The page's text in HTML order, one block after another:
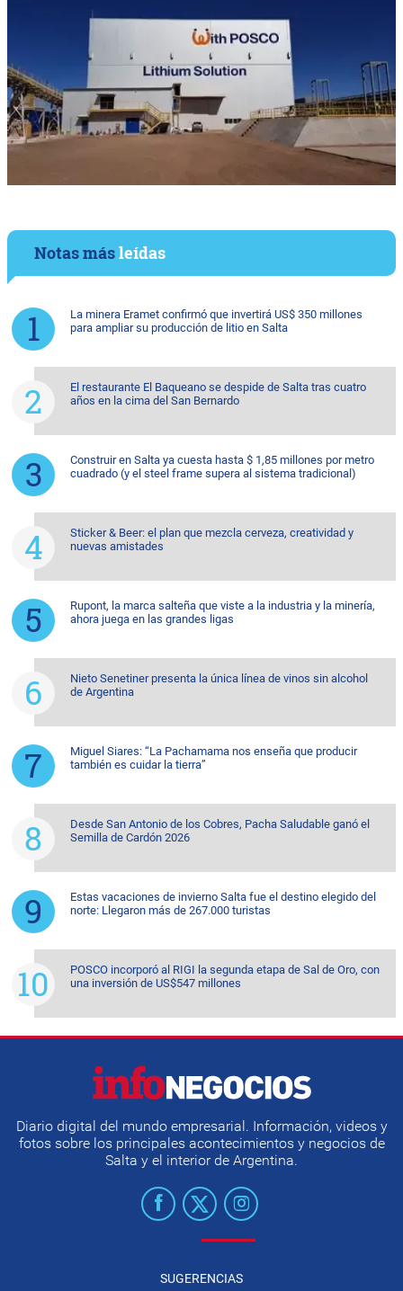
Notas másleídas
La minera Eramet confirmó que invertirá US$ 350 millones
para ampliar su producción de litio en Salta
El restaurante El Baqueano se despide de Salta tras cuatro
años en la cima del San Bernardo
Construir en Salta ya cuesta hasta $ 1,85 millones por metro
cuadrado (y el steel frame supera al sistema tradicional)
Sticker & Beer: el plan que mezcla cerveza, creatividad y
nuevas amistades
Rupont, la marca salteña que viste a la industria y la minería,
ahora juega en las grandes ligas
Nieto Senetiner presenta la única línea de vinos sin alcohol
de Argentina
Miguel Siares: “La Pachamama nos enseña que producir
también es cuidar la tierra”
Desde San Antonio de los Cobres, Pacha Saludable ganó el
Semilla de Cardón 2026
Estas vacaciones de invierno Salta fue el destino elegido del
norte: Llegaron más de 267.000 turistas
POSCO incorporó al RIGI la segunda etapa de Sal de Oro, con
una inversión de US$547 millones
Diario digital del mundo empresarial. Información, videos y
fotos sobre los principales acontecimientos y negocios de
Salta y el interior de Argentina.
SUGERENCIAS